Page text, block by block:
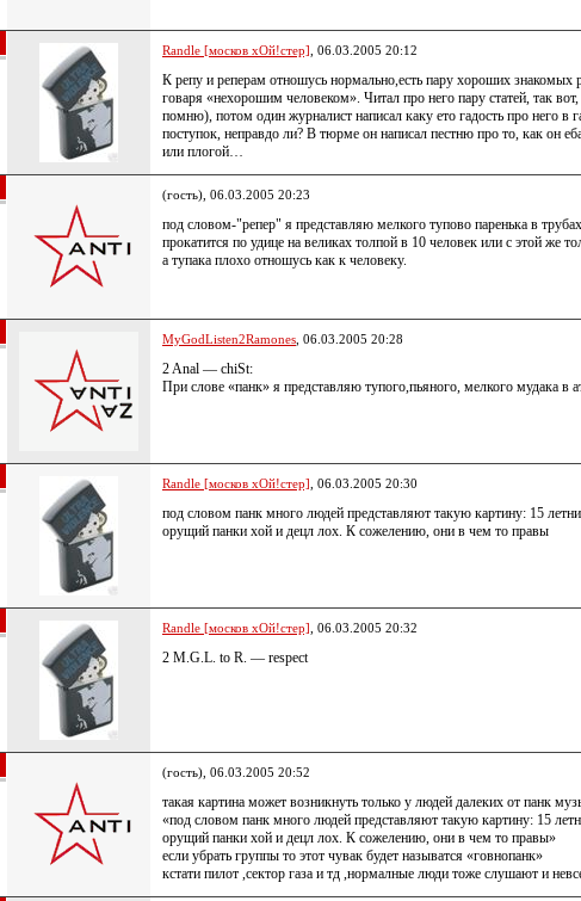
Randle [москов хОй!стер] , 06.03.2005 20:12
К репу и реперам отношусь нормально,есть пару хороших знакомых
говаря «нехорошим человеком». Читал про него пару статей, так
помню), потом один журналист написал каку ето гадость про него
поступок, неправдо ли? В тюрме он написал пестню про то, как он
или плогой…
(гость), 06.03.2005 20:23
под словом-"репер" я представляю мелкого тупово паренька в
прокатится по удице на великах толпой в 10 человек или с этой же
а тупака плохо отношусь как к человеку.
MyGodListen2Ramones , 06.03.2005 20:28
2 Anal — chiSt:
При слове «панк» я представляю тупого,пьяного, мелкого
Randle [москов хОй!стер] , 06.03.2005 20:30
под словом панк много людей представляют такую картину: 15
орущий панки хой и децл лох. К сожелению, они в чем то правы
Randle [москов хОй!стер] , 06.03.2005 20:32
2 M.G.L. to R. — respeсt
(гость), 06.03.2005 20:52
такая картина может возникнуть только у людей далеких от панк
«под словом панк много людей представляют такую картину: 15
орущий панки хой и децл лох. К сожелению, они в чем то правы»
если убрать группы то этот чувак будет называтся «говнопанк»
кстати пилот ,сектор газа и тд ,нормалные люди тоже слушают и